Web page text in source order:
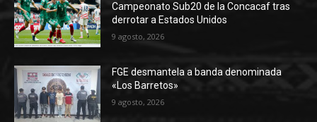
Campeonato Sub20 de la Concacaf tras
derrotar a Estados Unidos
9 agosto, 2026
FGE desmantela a banda denominada
«Los Barretos»
9 agosto, 2026